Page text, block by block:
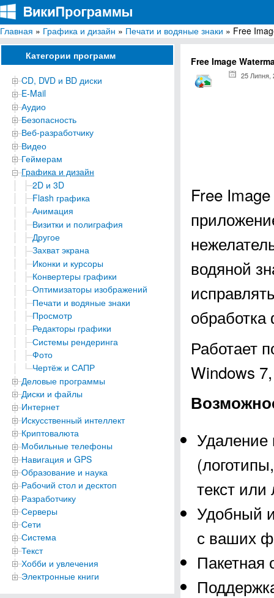
ВикиПрограммы
Энциклопедия бесплатных компьютерных программ для Windows
Главная » Графика и дизайн » Печати и водяные знаки » Free
Категории программ
CD, DVD и BD диски
E-Mail
Аудио
Безопасность
Веб-разработчику
Видео
Геймерам
Графика и дизайн
2D и 3D
Flash графика
Анимация
Визитки и полиграфия
Другое
Захват экрана
Иконки и курсоры
Конвертеры графики
Оптимизаторы изображений
Печати и водяные знаки
Просмотр
Редакторы графики
Системы рендеринга
Фото
Чертёж и САПР
Деловые программы
Диски и файлы
Интернет
Искусственный интеллект
Криптовалюта
Мобильные телефоны
Навигация и GPS
Образование и наука
Рабочий стол и десктоп
Разработчику
Серверы
Сети
Система
Текст
Хобби и увлечения
Электронные книги
Free Image
25 Липня,
Free
водяной
Работает
Windows
Удаление
текст
Удобный
с ваших
Пакетная